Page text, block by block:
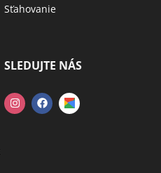
Sťahovanie
SLEDUJTE NÁS